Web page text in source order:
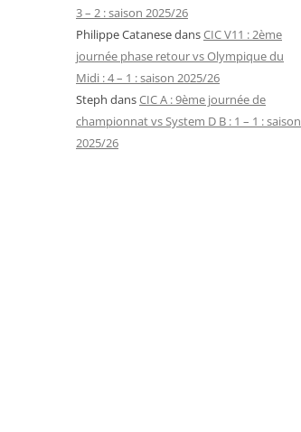
3 – 2 : saison 2025/26
Philippe CatanesedansCIC V11 : 2ème
journée phase retour vs Olympique du
Midi : 4 – 1 : saison 2025/26
Steph dansCIC A : 9ème journée de
championnat vs System D B : 1 – 1 : saison
2025/26